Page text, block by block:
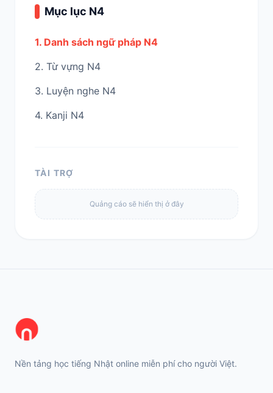
Mục lục N4
1. Danh sách ngữ pháp N4
2. Từ vựng N4
3. Luyện nghe N4
4. Kanji N4
TÀI TRỢ
Quảng cáo sẽ hiển thị ở đây
Nền tảng học tiếng Nhật online miễn phí cho người Việt.